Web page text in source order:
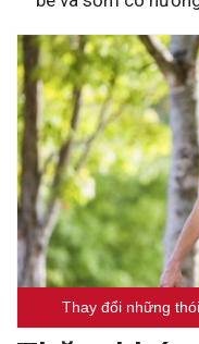
Thay đổi những